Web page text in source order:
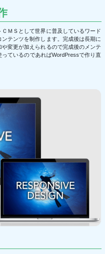
ＭＳとして世界に普及しているワード
テンツを制作します。完成後は長期に
変更が加えられるので完成後のメンテ
ているのであればWordPressで作り直